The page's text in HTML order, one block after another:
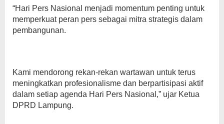
“Hari Pers Nasional menjadi momentum penting untuk
memperkuat peran pers sebagai mitra strategis dalam
pembangunan.
Kami mendorong rekan-rekan wartawan untuk terus
meningkatkan profesionalisme dan berpartisipasi aktif
dalam setiap agenda Hari Pers Nasional,” ujar Ketua
DPRD Lampung.